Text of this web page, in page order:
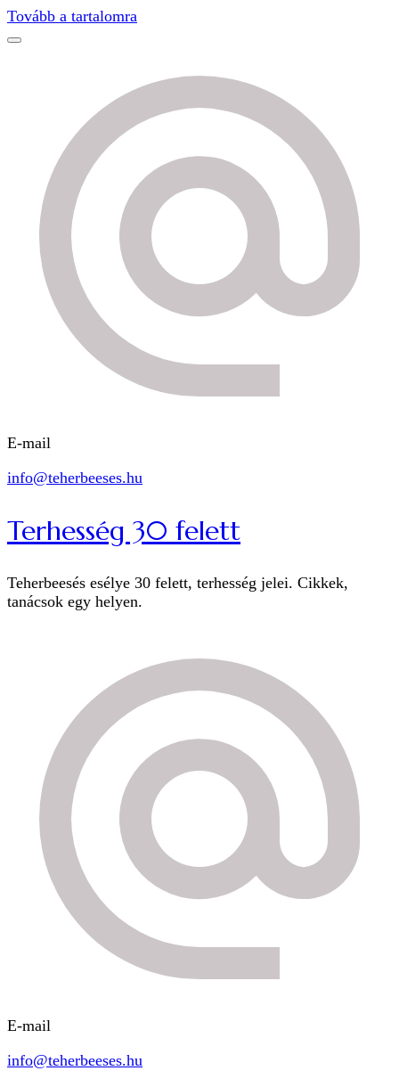
Tovább a tartalomra
E-mail
info@teherbeeses.hu
Terhesség 30 felett
Teherbeesés esélye 30 felett, terhesség jelei. Cikkek,
tanácsok egy helyen.
E-mail
info@teherbeeses.hu